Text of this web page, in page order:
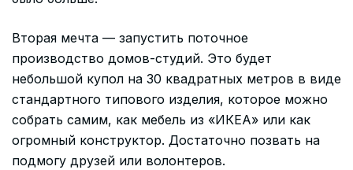
Вторая мечта — запустить поточное
производство домов-студий. Это будет
небольшой купол на 30 квадратных метров в виде
стандартного типового изделия, которое можно
собрать самим, как мебель из «ИКЕА» или как
огромный конструктор. Достаточно позвать на
подмогу друзей или волонтеров.